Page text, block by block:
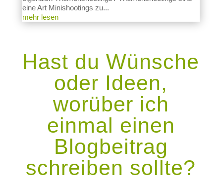
eine Art Minishootings zu...
mehr lesen
Hast du Wünsche
oder Ideen,
worüber ich
einmal einen
Blogbeitrag
schreiben sollte?